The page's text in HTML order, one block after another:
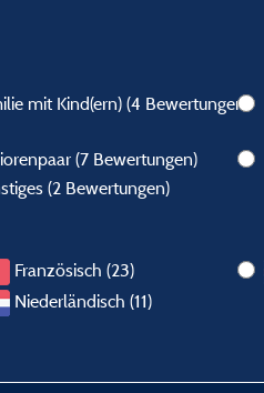
mit Kind(ern)(4 Bewertungen)
(7 Bewertungen)
(2 Bewertungen)
Französisch (23)
Niederländisch (11)